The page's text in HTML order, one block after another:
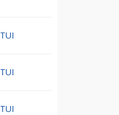
TUI
TUI
TUI